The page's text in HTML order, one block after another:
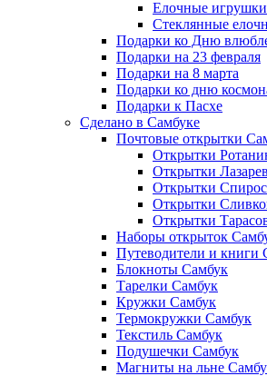
Елочные игрушки
Стеклянные
Подарки ко Дню
Подарки на 23 февраля
Подарки на 8 марта
Подарки ко дню
Подарки к Пасхе
Сделано в Самбуке
Почтовые открытки
Открытки
Открытки
Открытки
Открытки
Открытки
Наборы открыток
Путеводители и книги
Блокноты Самбук
Тарелки Самбук
Кружки Самбук
Термокружки Самбук
Текстиль Самбук
Подушечки Самбук
Магниты на льне